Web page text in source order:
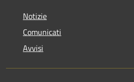
Notizie
Comunicati
Avvisi